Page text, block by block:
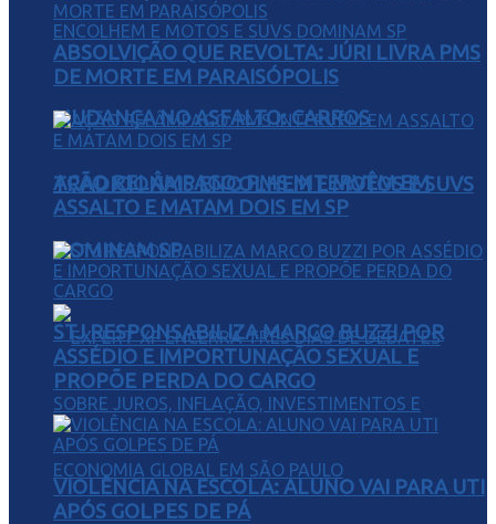
MUDANÇA NO ASFALTO: CARROS
TRADICIONAIS ENCOLHEM E MOTOS E SUVS
DOMINAM SP
ABSOLVIÇÃO QUE REVOLTA: JÚRI LIVRA PMS
DE MORTE EM PARAISÓPOLIS
AÇÃO RELÂMPAGO: PMS INTERVÊM EM
ASSALTO E MATAM DOIS EM SP
STJ RESPONSABILIZA MARCO BUZZI POR
ASSÉDIO E IMPORTUNAÇÃO SEXUAL E
PROPÕE PERDA DO CARGO
VIOLÊNCIA NA ESCOLA: ALUNO VAI PARA UTI
APÓS GOLPES DE PÁ